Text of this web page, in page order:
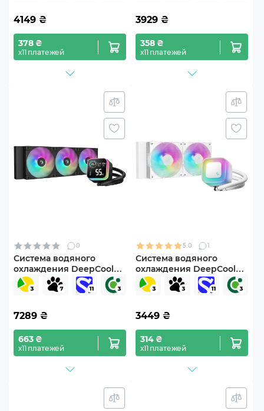
4149 ₴
378 ₴
х11 платежей
3929 ₴
358 ₴
х11 платежей
0
Система водяного
охлаждения DeepCool
LQ360 Black (R-LQ360-
BKLSMW-G-1)
7289 ₴
663 ₴
х11 платежей
5.0 1
Система водяного
охлаждения DeepCool
LE240 WH V2 (R-LE240-
WHAMMN-G-2)
3449 ₴
314 ₴
х11 платежей